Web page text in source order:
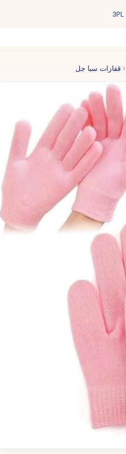
قفازات سبا جل